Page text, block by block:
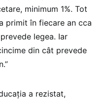
minimum 1%. Tot
primit în fiecare an cca
legea. Iar
din cât prevede
a rezistat,